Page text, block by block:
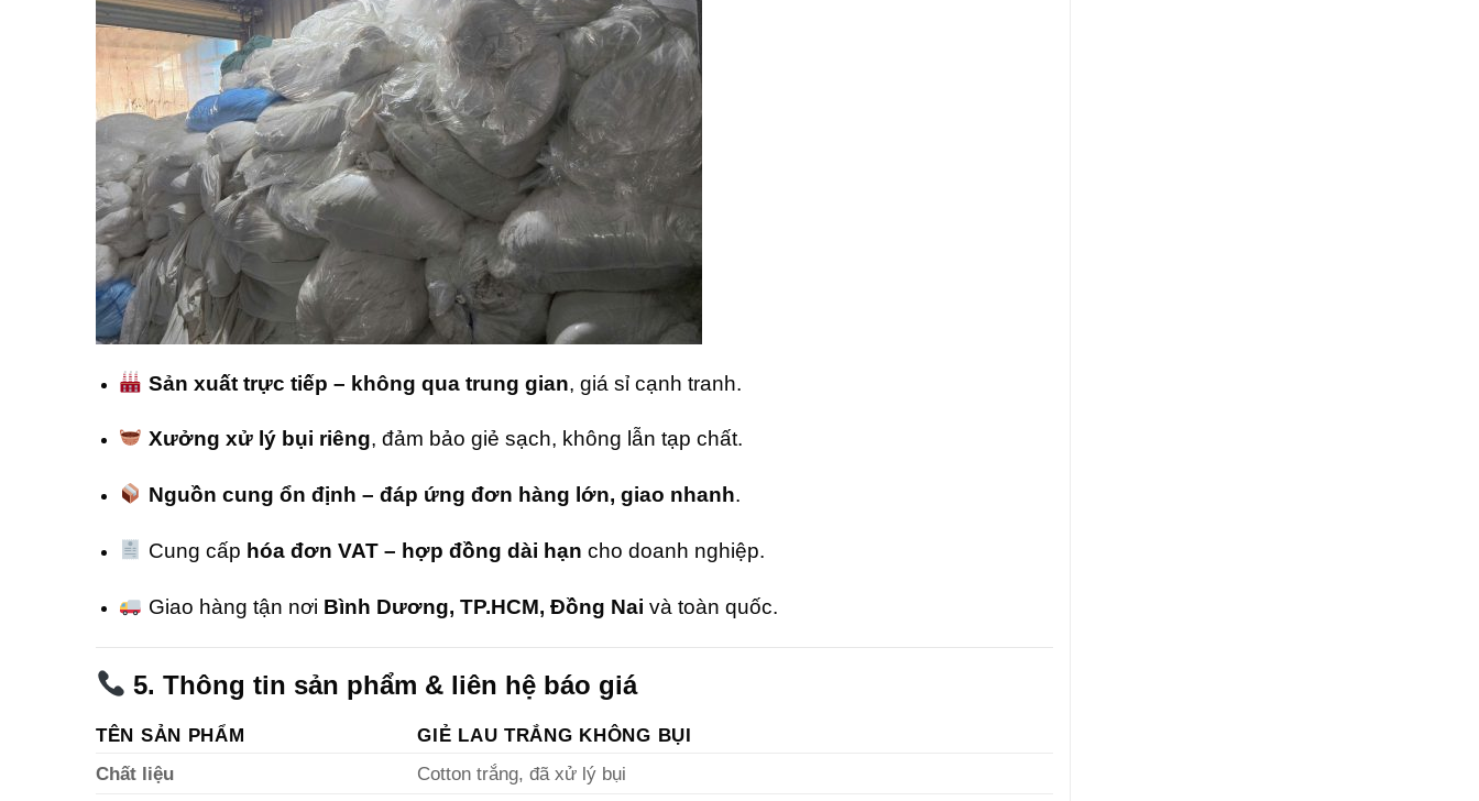
Sản xuất trực tiếp – không qua trung gian, giá sỉ cạnh tranh.
Xưởng xử lý bụi riêng, đảm bảo giẻ sạch, không lẫn tạp chất.
Nguồn cung ổn định – đáp ứng đơn hàng lớn, giao nhanh.
Cung cấp hóa đơn VAT – hợp đồng dài hạn cho doanh nghiệp.
Giao hàng tận nơi Bình Dương, TP.HCM, Đồng Nai và toàn quốc.
5. Thông tin sản phẩm & liên hệ báo giá
TÊN SẢN PHẨM
GIẺ LAU TRẮNG KHÔNG BỤI
Chất liệu
Cotton trắng, đã xử lý bụi